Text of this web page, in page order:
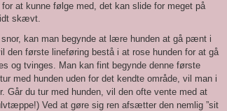
at kunne følge med, det kan slide for meget på
skævt.
kan man begynde at lære hunden at gå pænt i
den første lineføring bestå i at rose hunden for at gå
og tvinges. Man kan fint begynde denne første
med hunden uden for det kendte område, vil man i
Går du tur med hunden, vil den ofte vente med at
Ved at gøre sig ren afsætter den nemlig ”sit